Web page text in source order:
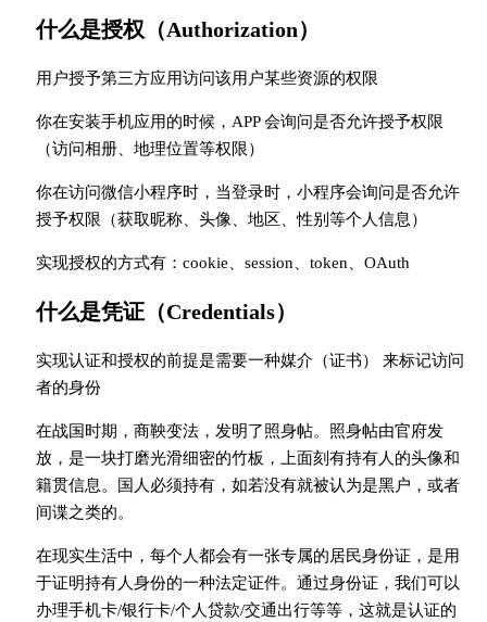
什么是授权（Authorization）
用户授予第三方应用访问该用户某些资源的权限
你在安装手机应用的时候，APP 会询问是否允许授予权限
（访问相册、地理位置等权限）
你在访问微信小程序时，当登录时，小程序会询问是否允许
授予权限（获取昵称、头像、地区、性别等个人信息）
实现授权的方式有：cookie、session、token、OAuth
什么是凭证（Credentials）
实现认证和授权的前提是需要一种媒介（证书） 来标记访问
者的身份
在战国时期，商鞅变法，发明了照身帖。照身帖由官府发
放，是一块打磨光滑细密的竹板，上面刻有持有人的头像和
籍贯信息。国人必须持有，如若没有就被认为是黑户，或者
间谍之类的。
在现实生活中，每个人都会有一张专属的居民身份证，是用
于证明持有人身份的一种法定证件。通过身份证，我们可以
办理手机卡/银行卡/个人贷款/交通出行等等，这就是认证的